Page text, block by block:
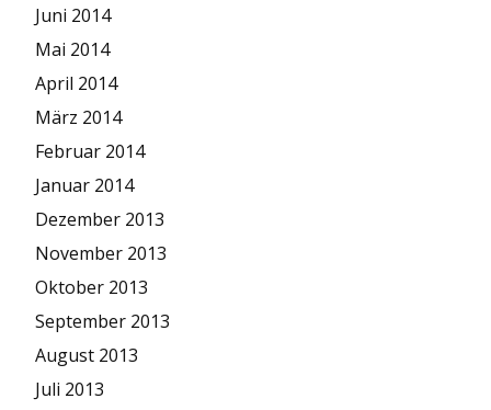
Juni 2014
Mai 2014
April 2014
März 2014
Februar 2014
Januar 2014
Dezember 2013
November 2013
Oktober 2013
September 2013
August 2013
Juli 2013